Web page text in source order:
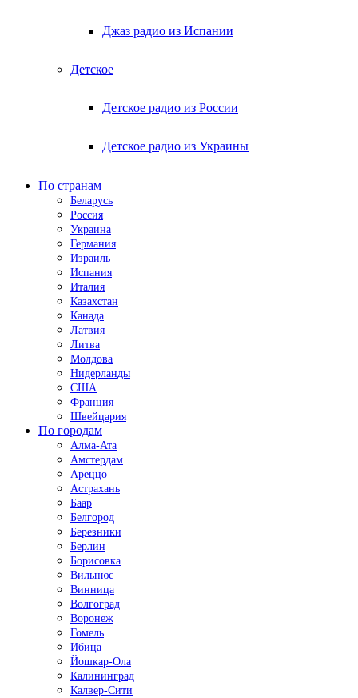
Джаз радио из Испании
Детское
Детское радио из России
Детское радио из Украины
По странам
Беларусь
Россия
Украина
Германия
Израиль
Испания
Италия
Казахстан
Канада
Латвия
Литва
Молдова
Нидерланды
США
Франция
Швейцария
По городам
Алма-Ата
Амстердам
Ареццо
Астрахань
Баар
Белгород
Березники
Берлин
Борисовка
Вильнюс
Винница
Волгоград
Воронеж
Гомель
Ибица
Йошкар-Ола
Калининград
Калвер-Сити